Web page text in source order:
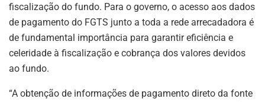
fiscalização do fundo. Para o governo, o acesso aos dados
de pagamento do FGTS junto a toda a rede arrecadadora é
de fundamental importância para garantir eficiência e
celeridade à fiscalização e cobrança dos valores devidos
ao fundo.
“A obtenção de informações de pagamento direto da fonte